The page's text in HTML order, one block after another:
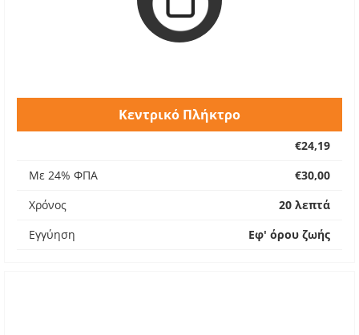
Κεντρικό Πλήκτρο
€24,19
Με 24% ΦΠΑ
€30,00
Χρόνος
20 λεπτά
Εγγύηση
Εφ' όρου ζωής